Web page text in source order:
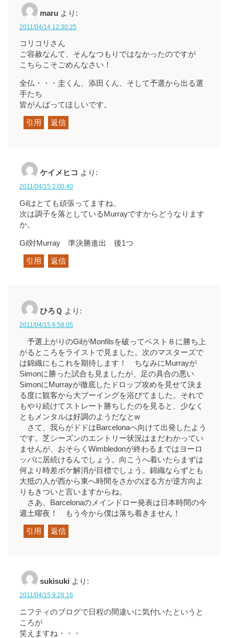
maru より:
2011/04/14 12:30:25
コリコリさん
ご容赦なんて、そんなつもりではなかったのですが
こちらこそごめんなさい！
全仏・・・圭くん、添田くん、そして予選から出る選
手たち
皆がんばってほしいです。
引用 返信
ケイメヒコ より:
2011/04/15 2:00:40
Gilはとても頑張ってますね。
次は調子を落としているMurrayですからどうなります
か。
Gil対Murray 準決勝進出 後1つ
引用 返信
ひろＱ より:
2011/04/15 6:58:05
予選上がりのGilがMonfilsを破ってベスト８に勝ち上
がるところをライストで見ました。次のマスターズで
は錦織にもこれを期待します！ ちなみにMurrayが
Simonに勝った試合も見ましたが、足の具合の悪い
SimonにMurrayが徹底したドロップ攻めを見せて決ま
る度に観客から大ブーイングを浴びてました。それで
もやり続けてストレート勝ちしたのを見ると、少なく
ともメンタルは好調のようだなとw
さて、我らがドドはBarcelonaへ向けて出発したよう
です。芝シーズンのエントリー状況はまだわかってい
ませんが、おそらくWimbledonが終わるまではヨーロ
ッパに居続けるんでしょう。向こうへ着いたらまずは
何より時差ボケ解消が目標でしょう。錦織ならずとも
大抵の人が西から東へ時間をさかのぼる方が逆方向よ
りもきついと言いますからね。
さあ、Barcelonaのメインドロー発表は日本時間の今
週土曜夜！ もう今から僕は落ち着きません！
引用 返信
sukisuki より:
2011/04/15 9:28:16
ニフティのブログで日程の間違いに気付いたというと
ころが
笑えますね・・・